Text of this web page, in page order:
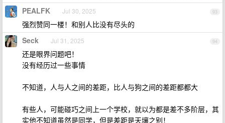
93
PEALFK Jul 30, 2025
强烈赞同一楼！和别人比没有尽头的
94
Seck Jul 31, 2025
还是眼界问题吧！
没有经历过一些事情
不知道，人与人之间的差距，比人与狗之间的差距都都大
有些人，可能碰巧之间上一个学校，就以为都是差不多阶层，其
实他不知道虽然是同学，但是差距是天壤之别！